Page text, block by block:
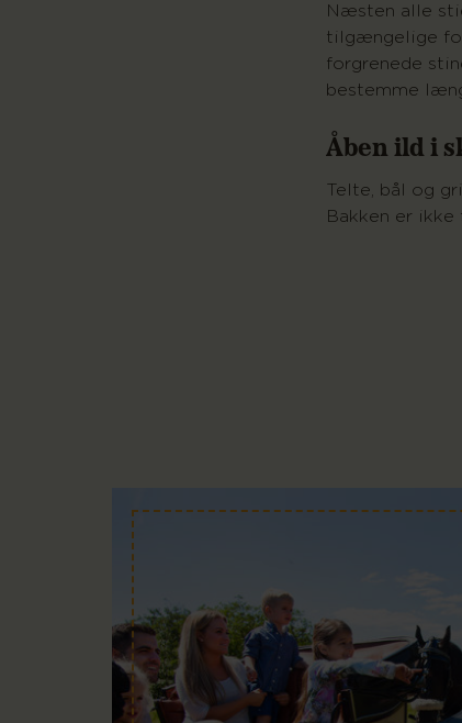
Næsten alle
tilgængelige
forgrenede
bestemme
Åben ild i
Telte, bål og
Bakken er ikke